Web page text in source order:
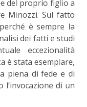
del proprio figlio a
Minozzi. Sul fatto
è sempre la
dei fatti e studi
eccezionalità
è stata esemplare,
piena di fede e di
di un